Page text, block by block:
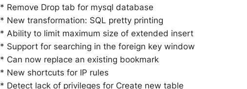
* Remove Drop tab for mysql database
* New transformation: SQL pretty printing
* Ability to limit maximum size of extended insert
* Support for searching in the foreign key window
* Can now replace an existing bookmark
* New shortcuts for IP rules
* Detect lack of privileges for Create new table